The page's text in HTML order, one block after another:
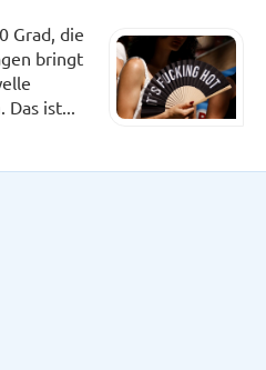
Grad, die
bringt
ist...